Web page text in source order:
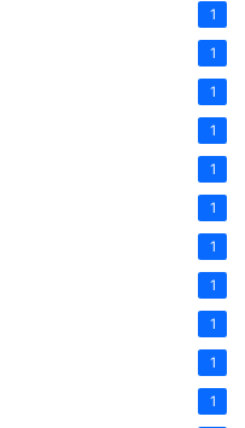
1
1
1
1
1
1
1
1
1
1
1